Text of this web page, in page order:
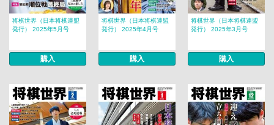
将棋世界（日本将棋連盟
発行） 2025年5月号
購入
将棋世界（日本将棋連盟
発行） 2025年4月号
購入
将棋世界（日本将棋連盟
発行） 2025年3月号
購入